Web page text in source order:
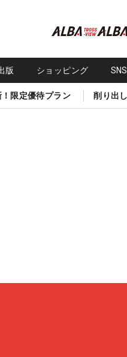
版 ショッピング
限定優待プラン 削り出